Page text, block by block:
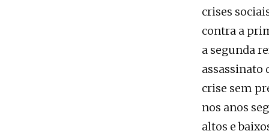
crises
contra a
a segunda
assassinato
crise sem
nos anos
altos e